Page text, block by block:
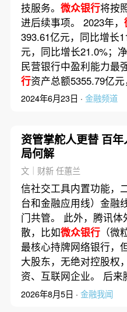
技服务。 微众银行将按
进后续事项。 2023年，
393.61亿元，同比增长
元，同比增长21.0%；
民营银行中盈利能力最
行资产总额5355.79亿
2024年6月23日 · 金融频道
资管掌舵人更替 百年
局何解
文｜财新 任蕙兰
信社交工具内置功能，
台和金融应用线）金融
门共管。 此外，腾讯
散，比如微众银行（微
最核心持牌网络银行，
大股东，无绝对控股权
资、互联网企业。 后
2026年8月5日 · 金融我闻